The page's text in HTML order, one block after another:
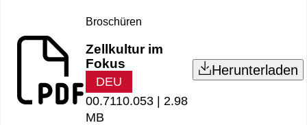
Broschüren
Zellkultur im
Fokus
DEU
00.7110.053 | 2.98
MB
Herunterladen